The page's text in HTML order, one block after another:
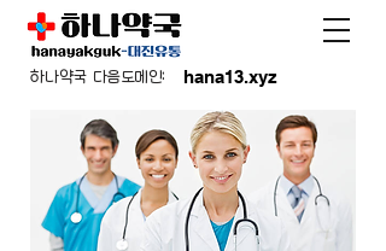
hana13.xyz
하나약국 다음도메인: